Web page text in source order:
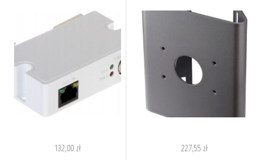
132,00 zł 227,55 zł